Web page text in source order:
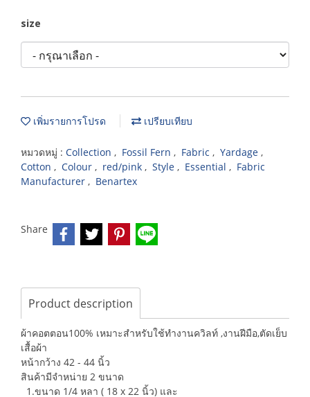
size
เพิ่มรายการโปรด เปรียบเทียบ
หมวดหมู่ : Collection , Fossil Fern , Fabric , Yardage ,
Cotton , Colour , red/pink , Style , Essential , Fabric
Manufacturer , Benartex
Share
Product description
ผ้าคอตตอน100% เหมาะสำหรับใช้ทำงานควิลท์ ,งานฝีมือ,ตัดเย็บ
เสื้อผ้า
หน้ากว้าง 42 - 44 นิ้ว
สินค้ามีจำหน่าย 2 ขนาด
1.ขนาด 1/4 หลา ( 18 x 22 นิ้ว) และ